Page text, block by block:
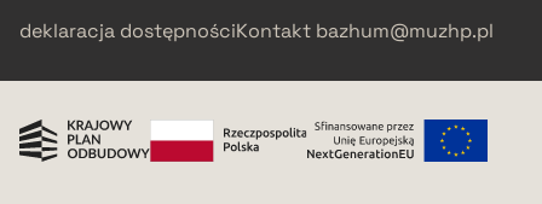
BIBTEX
deklaracja dostępnościKontakt bazhum@muzhp.pl